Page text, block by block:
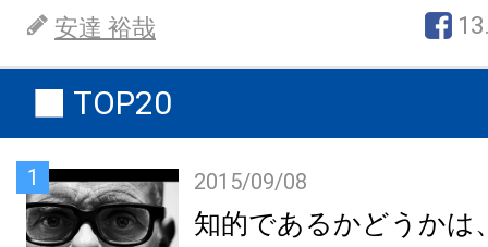
安達 裕哉
TOP20
1 2015/09/08
知的であるかどうかは